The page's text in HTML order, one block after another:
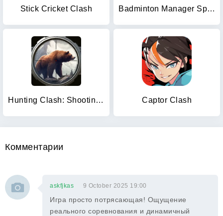
Stick Cricket Clash Badminton Manager Sports Games
Hunting Clash: Shooting Games Captor Clash
Комментарии
askfjkas 9 October 2025 19:00
Игра просто потрясающая! Ощущение
реального соревнования и динамичный